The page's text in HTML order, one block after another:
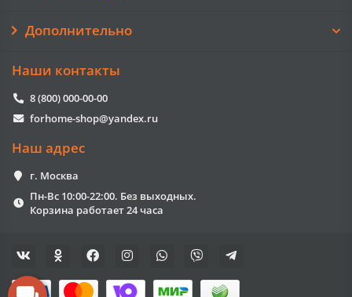
Дополнительно
Наши контакты
8 (800) 000-00-00
forhome-shop@yandex.ru
Наш адрес
г. Москва
Пн-Вс 10:00-22:00. Без выходных.
Корзина работает 24 часа